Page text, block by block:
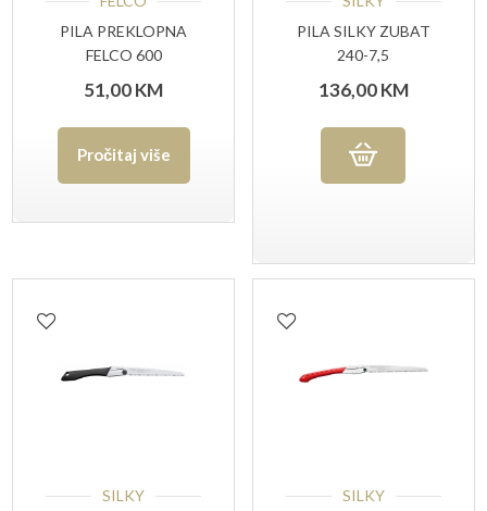
PILA PREKLOPNA
FELCO 600
51,00KM
Pročitaj više
PILA SILKY ZUBAT
240-7,5
136,00KM
SILKY
SILKY